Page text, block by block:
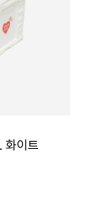
화이트